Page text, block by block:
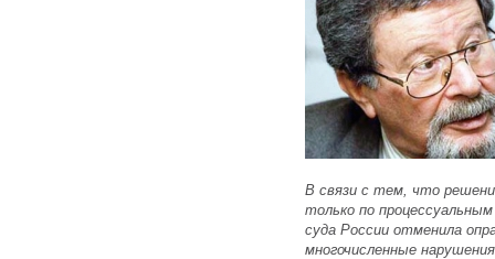
В связи с тем, что
только по
суда России отменила
многочисленные